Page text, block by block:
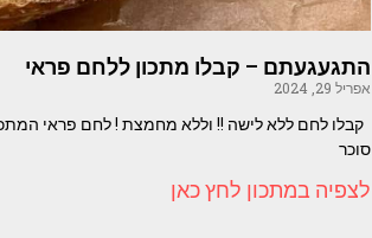
התגעגעתם – קבלו מתכון ללחם פראי
אפריל 29, 2024
קבלו לחם ללא לישה !! וללא מחמצת ! לחם פראי
סוכר
לצפיה במתכון לחץ כאן